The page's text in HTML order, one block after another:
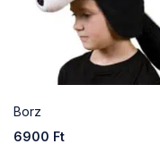
Borz
6900 Ft